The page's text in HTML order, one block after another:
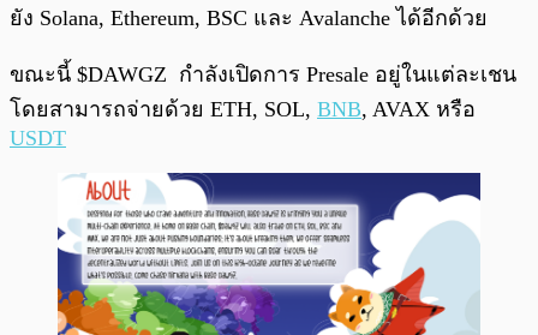
ยัง Solana, Ethereum, BSC และ Avalanche ได้อีกด้วย
ขณะนี้ $DAWGZ กำลังเปิดการ Presale อยู่ในแต่ละเชน
โดยสามารถจ่ายด้วย ETH, SOL, BNB, AVAX หรือ
USDT